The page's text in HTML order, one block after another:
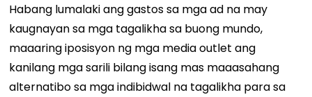
Habang lumalaki ang gastos sa mga ad na may
kaugnayan sa mga tagalikha sa buong mundo,
maaaring iposisyon ng mga media outlet ang
kanilang mga sarili bilang isang mas maaasahang
alternatibo sa mga indibidwal na tagalikha para sa